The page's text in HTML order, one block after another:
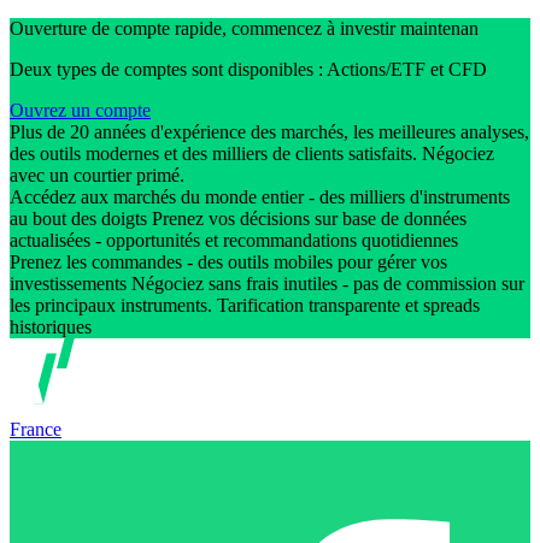
Ouverture de compte rapide, commencez à investir maintenan
Deux types de comptes sont disponibles : Actions/ETF et CFD
Ouvrez un compte
Plus de 20 années d'expérience des marchés, les meilleures analyses,
des outils modernes et des milliers de clients satisfaits. Négociez
avec un courtier primé.
Accédez aux marchés du monde entier - des milliers d'instruments
au bout des doigts Prenez vos décisions sur base de données
actualisées - opportunités et recommandations quotidiennes
Prenez les commandes - des outils mobiles pour gérer vos
investissements Négociez sans frais inutiles - pas de commission sur
les principaux instruments. Tarification transparente et spreads
historiques
France